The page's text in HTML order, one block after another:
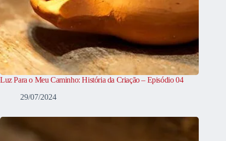
Luz Para o Meu Caminho: História da Criação – Episódio 04
29/07/2024